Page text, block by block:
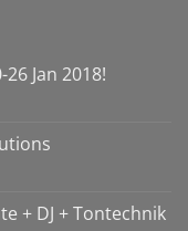
Jan 2018!
+ DJ + Tontechnik